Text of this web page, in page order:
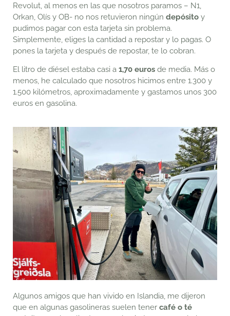
Revolut, al menos en las que nosotros paramos – N1,
Orkan, Olís y OB- no nos retuvieron ningún depósito y
pudimos pagar con esta tarjeta sin problema.
Simplemente, eliges la cantidad a repostar y lo pagas. O
pones la tarjeta y después de repostar, te lo cobran.
El litro de diésel estaba casi a 1,70 euros de media. Más o
menos, he calculado que nosotros hicimos entre 1.300 y
1.500 kilómetros, aproximadamente y gastamos unos 300
euros en gasolina.
Algunos amigos que han vivido en Islandia, me dijeron
que en algunas gasolineras suelen tener café o té